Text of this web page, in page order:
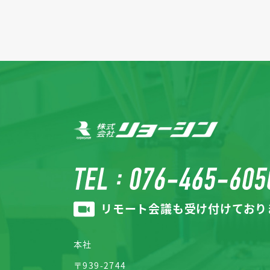
リモート会議も受け付けてお
本社
〒939-2744